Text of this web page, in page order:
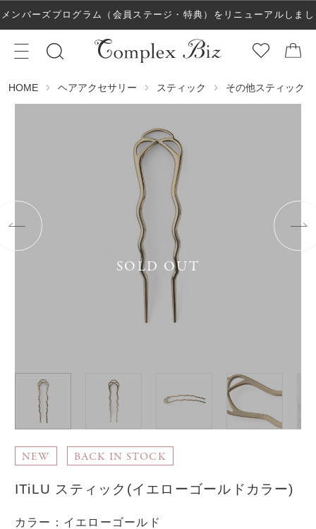
メンバーズプログラム（会員ステージ・特典）をリニューアルしまし
た！
HOME ヘアアクセサリー スティック その他スティック
SOLD OUT
NEW BACK IN STOCK
ITiLU スティック(イエローゴールドカラー)
カラー ： イエローゴールド